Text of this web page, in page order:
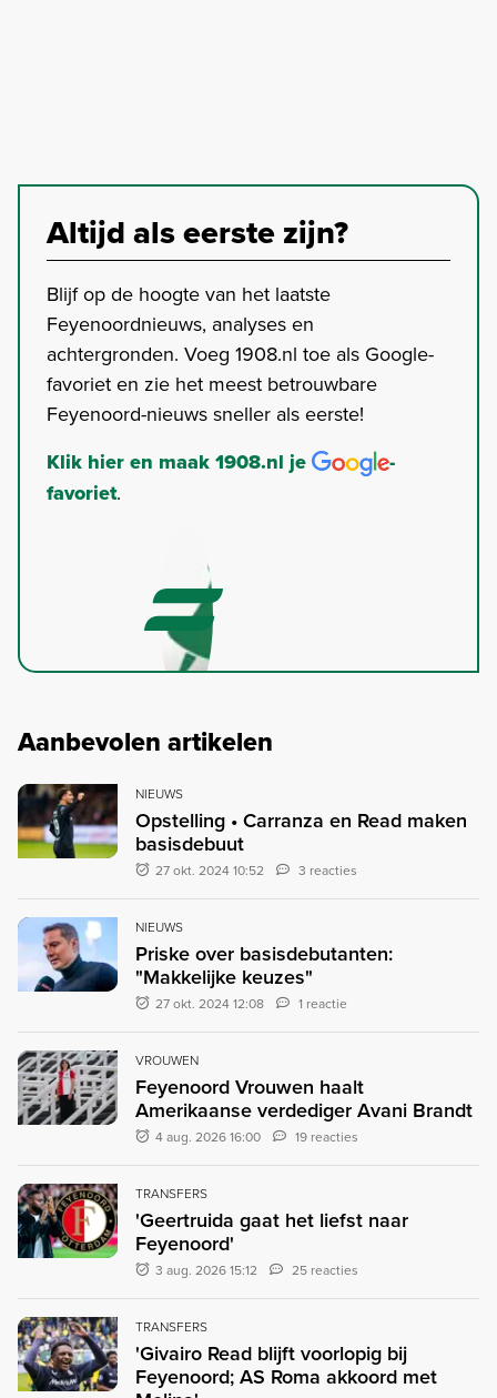
Altijd als eerste zijn?
Blijf op de hoogte van het laatste
Feyenoordnieuws, analyses en
achtergronden. Voeg 1908.nl toe als Google-
favoriet en zie het meest betrouwbare
Feyenoord-nieuws sneller als eerste!
Klik hier en maak 1908.nl je
-
favoriet.
Aanbevolen artikelen
NIEUWS
Opstelling • Carranza en Read maken
basisdebuut
27 okt. 2024 10:52 3 reacties
NIEUWS
Priske over basisdebutanten:
"Makkelijke keuzes"
27 okt. 2024 12:08 1 reactie
VROUWEN
Feyenoord Vrouwen haalt
Amerikaanse verdediger Avani Brandt
4 aug. 2026 16:00 19 reacties
TRANSFERS
'Geertruida gaat het liefst naar
Feyenoord'
3 aug. 2026 15:12 25 reacties
TRANSFERS
'Givairo Read blijft voorlopig bij
Feyenoord; AS Roma akkoord met